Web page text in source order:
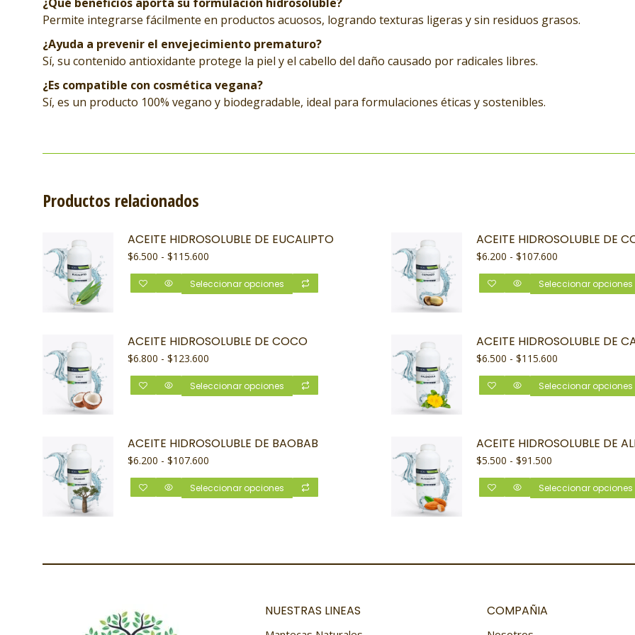
Permite integrarse fácilmente en productos acuosos, logrando texturas ligeras y sin residuos grasos.
¿Ayuda a prevenir el envejecimiento prematuro?
Sí, su contenido antioxidante protege la piel y el cabello del daño causado por radicales libres.
¿Es compatible con cosmética vegana?
Sí, es un producto 100% vegano y biodegradable, ideal para formulaciones éticas y sostenibles.
Productos relacionados
ACEITE HIDROSOLUBLE DE EUCALIPTO
$6.500 - $115.600
Seleccionar opciones
ACEITE HIDROSOLUBLE DE
$6.200 - $107.600
Seleccionar opciones
ACEITE HIDROSOLUBLE DE COCO
$6.800 - $123.600
Seleccionar opciones
ACEITE HIDROSOLUBLE DE
$6.500 - $115.600
Seleccionar opciones
ACEITE HIDROSOLUBLE DE BAOBAB
$6.200 - $107.600
Seleccionar opciones
ACEITE HIDROSOLUBLE DE
$5.500 - $91.500
Seleccionar opciones
NUESTRAS LINEAS COMPAÑIA